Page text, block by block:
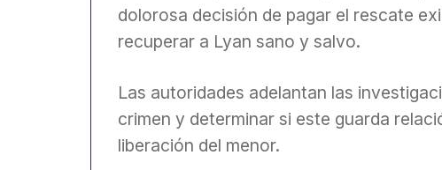
dolorosa decisión de pagar el rescate
recuperar a Lyan sano y salvo.
Las autoridades adelantan las
crimen y determinar si este guarda
liberación del menor.